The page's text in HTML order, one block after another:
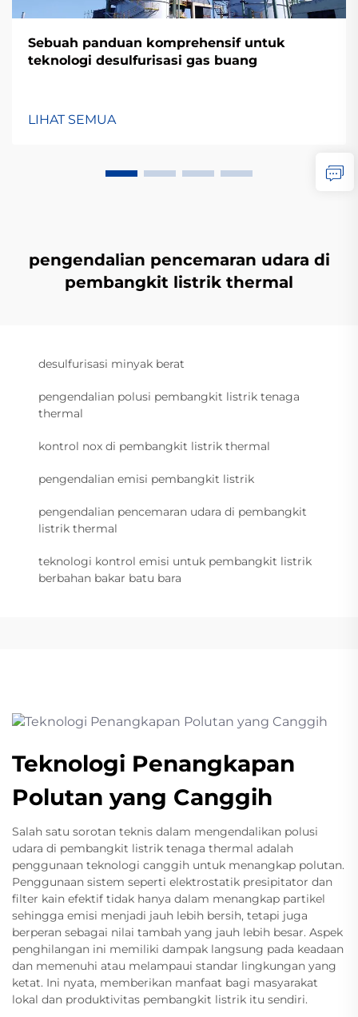
Sebuah panduan komprehensif untuk
teknologi desulfurisasi gas buang
LIHAT SEMUA
pengendalian pencemaran udara di
pembangkit listrik thermal
desulfurisasi minyak berat
pengendalian polusi pembangkit listrik tenaga
thermal
kontrol nox di pembangkit listrik thermal
pengendalian emisi pembangkit listrik
pengendalian pencemaran udara di pembangkit
listrik thermal
teknologi kontrol emisi untuk pembangkit listrik
berbahan bakar batu bara
Teknologi Penangkapan
Polutan yang Canggih
Salah satu sorotan teknis dalam mengendalikan polusi
udara di pembangkit listrik tenaga thermal adalah
penggunaan teknologi canggih untuk menangkap polutan.
Penggunaan sistem seperti elektrostatik presipitator dan
filter kain efektif tidak hanya dalam menangkap partikel
sehingga emisi menjadi jauh lebih bersih, tetapi juga
berperan sebagai nilai tambah yang jauh lebih besar. Aspek
penghilangan ini memiliki dampak langsung pada keadaan
dan memenuhi atau melampaui standar lingkungan yang
ketat. Ini nyata, memberikan manfaat bagi masyarakat
lokal dan produktivitas pembangkit listrik itu sendiri.